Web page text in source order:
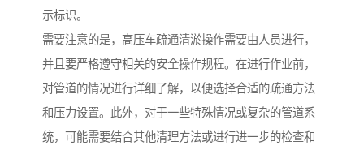
示标识。
需要注意的是，高压车疏通清淤操作需要由人员进行，
并且要严格遵守相关的安全操作规程。在进行作业前，
对管道的情况进行详细了解，以便选择合适的疏通方法
和压力设置。此外，对于一些特殊情况或复杂的管道系
统，可能需要结合其他清理方法或进行进一步的检查和